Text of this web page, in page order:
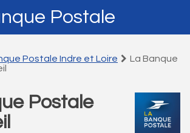
Postale
Postale Indre et Loire
La Banque
Postale